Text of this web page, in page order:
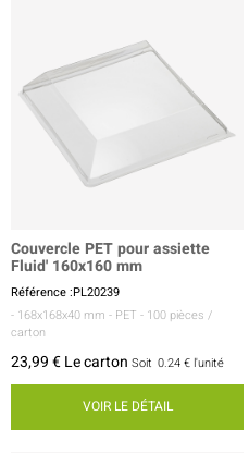
Couvercle PET pour assiette
Fluid' 160x160 mm
Référence :PL20239
- 168x168x40 mm - PET - 100 pièces /
carton
23,99 € Le carton Soit 0.24 € l'unité
VOIR LE DÉTAIL